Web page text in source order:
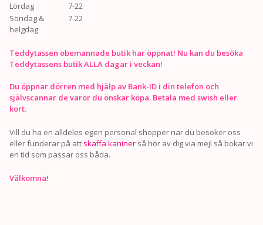
Lördag
7-22
Söndag &
helgdag
7-22
Teddytassen obemannade butik har öppnat! Nu kan du besöka
Teddytassens butik ALLA dagar i veckan!
Du öppnar dörren med hjälp av Bank-ID i din telefon och
självscannar de varor du önskar köpa. Betala med swish eller
kort.
Vill du ha en alldeles egen personal shopper när du besöker oss
eller funderar på att skaffa kaniner så hör av dig via mejl så bokar vi
en tid som passar oss båda.
Välkomna!